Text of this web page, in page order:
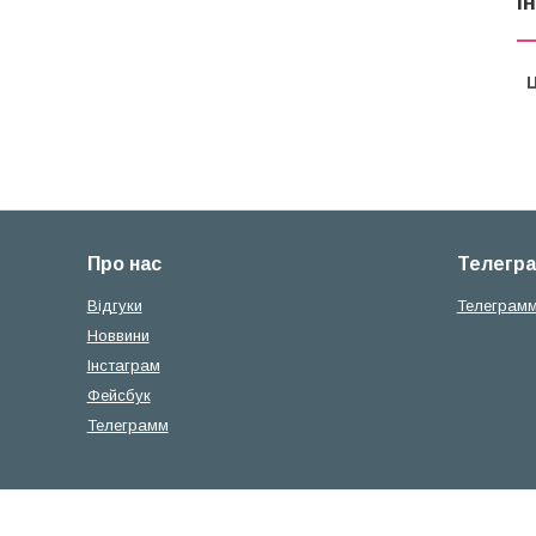
Про нас
Вiдгуки
Новвини
Iнстаграм
Фейсбук
Телеграмм
Телеграмм